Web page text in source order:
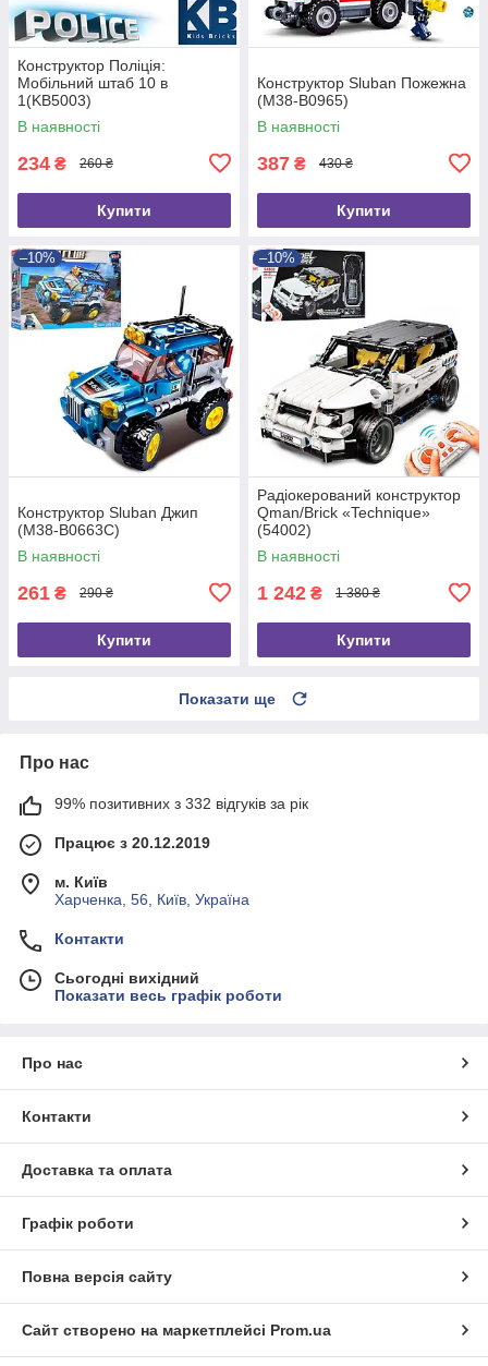
Конструктор Поліція:
Мобільний штаб 10 в
1(KB5003)
В наявності
234 ₴ 260 ₴
Купити
Конструктор Sluban Пожежна
(M38-B0965)
В наявності
387 ₴ 430 ₴
Купити
–10%
Конструктор Sluban Джип
(M38-B0663C)
В наявності
261 ₴ 290 ₴
Купити
–10%
Радіокерований конструктор
Qman/Brick «Technique»
(54002)
В наявності
1 242 ₴ 1 380 ₴
Купити
Показати ще
Про нас
99% позитивних з 332 відгуків за рік
Працює з 20.12.2019
м. Київ
Харченка, 56, Київ, Україна
Контакти
Сьогодні вихідний
Показати весь графік роботи
Про нас
Контакти
Доставка та оплата
Графік роботи
Повна версія сайту
Сайт створено на маркетплейсі Prom.ua